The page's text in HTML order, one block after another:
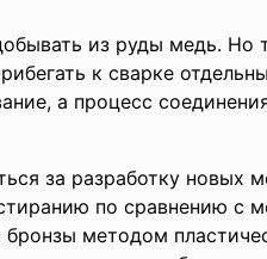
из руды медь. Но
к сварке
а процесс
за разработку
по сравнению с
бронзы методом